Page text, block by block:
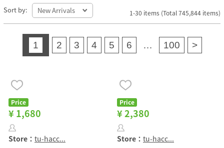
Sort by: 1-30 items (Total 745,844 items)
1 2 3 4 5 6 … 100 >
Price
¥ 1,680
Store： tu-hacc...
Price
¥ 2,380
Store： tu-hacc...